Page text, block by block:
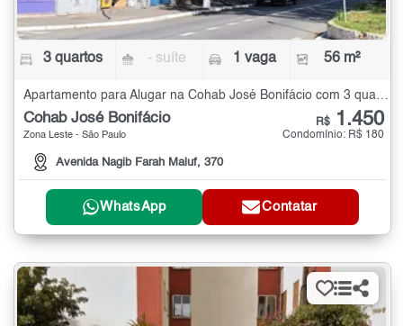
3 quartos - suíte 1 vaga 56 m²
Apartamento para Alugar na Cohab José Bonifácio com 3 quartos - 56 m²
Cohab José Bonifácio
Zona Leste - São Paulo
Avenida Nagib Farah Maluf, 370
R$ 1.450
Condomínio: R$ 180
WhatsApp Contatar